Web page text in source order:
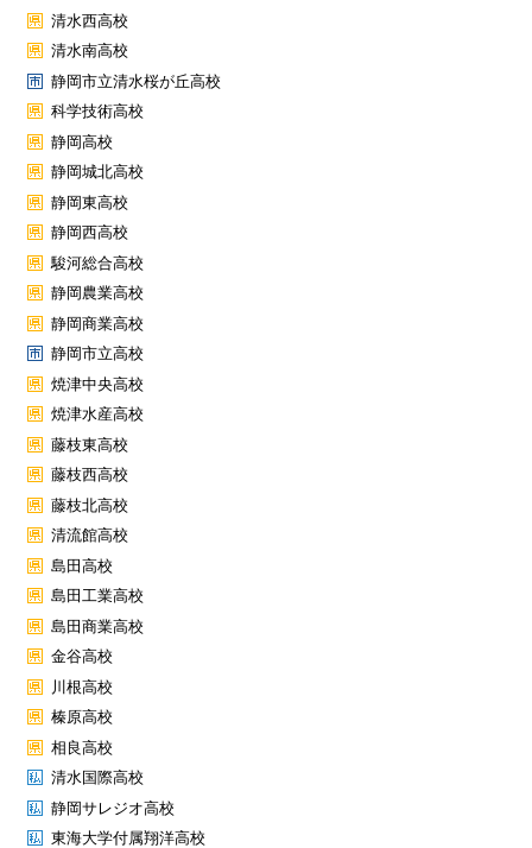
清水西高校
清水南高校
静岡市立清水桜が丘高校
科学技術高校
静岡高校
静岡城北高校
静岡東高校
静岡西高校
駿河総合高校
静岡農業高校
静岡商業高校
静岡市立高校
焼津中央高校
焼津水産高校
藤枝東高校
藤枝西高校
藤枝北高校
清流館高校
島田高校
島田工業高校
島田商業高校
金谷高校
川根高校
榛原高校
相良高校
清水国際高校
静岡サレジオ高校
東海大学付属翔洋高校